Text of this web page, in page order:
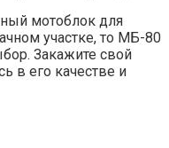
мотоблок для
участке, то МБ-80
Закажите свой
в его качестве и